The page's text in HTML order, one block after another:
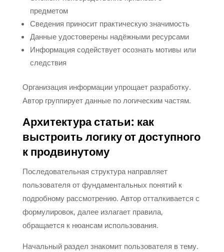
предметом
Сведения приносит практическую значимость
Данные удостоверены надёжными ресурсами
Информация содействует осознать мотивы или
следствия
Организация информации упрощает разработку.
Автор группирует данные по логическим частям.
Архитектура статьи: как
выстроить логику от доступного
к продвинутому
Последовательная структура направляет
пользователя от фундаментальных понятий к
подробному рассмотрению. Автор отталкивается с
формулировок, далее излагает правила,
обращается к нюансам использования.
Начальный раздел знакомит пользователя в тему.